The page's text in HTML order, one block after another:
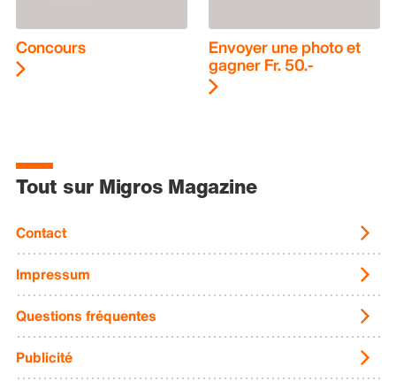
Concours Envoyer une photo et
gagner Fr. 50.-
Tout sur Migros Magazine
Contact
Impressum
Questions fréquentes
Publicité